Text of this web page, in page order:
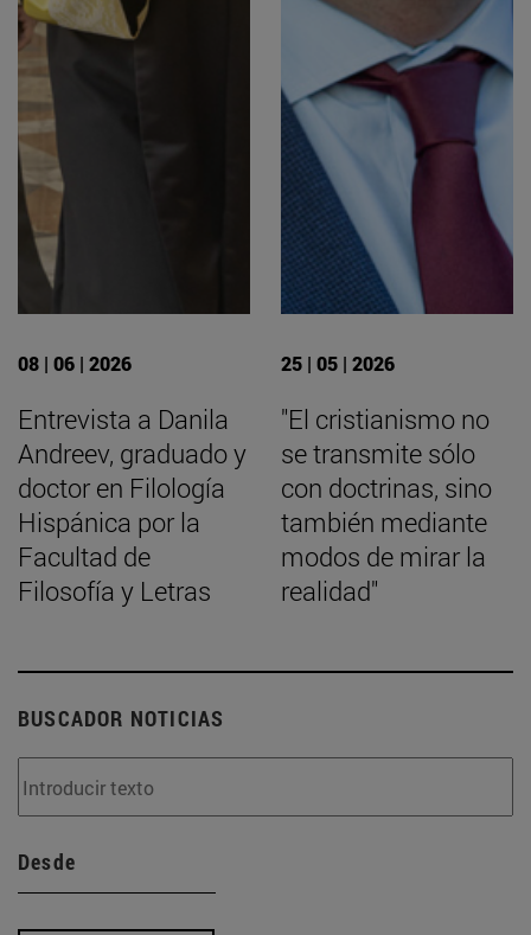
08 | 06 | 2026
Entrevista a Danila
Andreev, graduado y
doctor en Filología
Hispánica por la
Facultad de
Filosofía y Letras
25 | 05 | 2026
"El cristianismo no
se transmite sólo
con doctrinas, sino
también mediante
modos de mirar la
realidad"
BUSCADOR NOTICIAS
Desde